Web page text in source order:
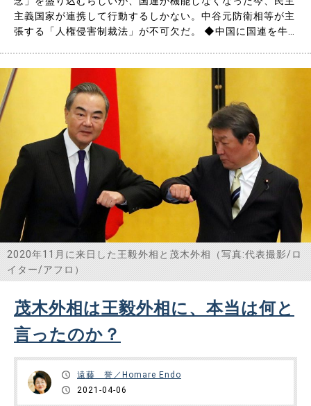
主義国家が連携して行動するしかない。中谷元防衛相等が主
張する「人権侵害制裁法」が不可欠だ。 ◆中国に国連を牛
めの決議を出すことができず、民主主義国家の意思が反映で
きない状況に陥って……
2020年11月に来日した王毅外相と茂木外相（写真:代表撮影/ロ
イター/アフロ）
茂木外相は王毅外相に、本当は何と
言ったのか？
遠藤 誉／Homare Endo
2021-04-06